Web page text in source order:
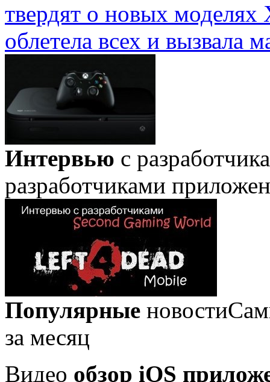
твердят о новых
облетела всех и вызвала
Интервью с
разработчиками
Популярные новости
за месяц
Видео обзор iOS